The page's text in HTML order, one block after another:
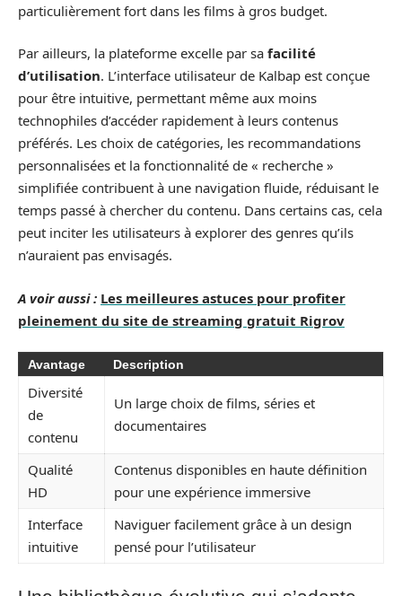
particulièrement fort dans les films à gros budget.
Par ailleurs, la plateforme excelle par sa facilité
d’utilisation. L’interface utilisateur de Kalbap est conçue
pour être intuitive, permettant même aux moins
technophiles d’accéder rapidement à leurs contenus
préférés. Les choix de catégories, les recommandations
personnalisées et la fonctionnalité de « recherche »
simplifiée contribuent à une navigation fluide, réduisant le
temps passé à chercher du contenu. Dans certains cas, cela
peut inciter les utilisateurs à explorer des genres qu’ils
n’auraient pas envisagés.
A voir aussi : Les meilleures astuces pour profiter
pleinement du site de streaming gratuit Rigrov
Avantage Description
Diversité
de
contenu
Un large choix de films, séries et
documentaires
Qualité
HD
Contenus disponibles en haute définition
pour une expérience immersive
Interface
intuitive
Naviguer facilement grâce à un design
pensé pour l’utilisateur